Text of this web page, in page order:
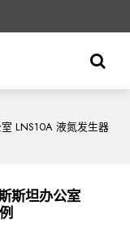
LNS10A 液氮发生器
斯坦办公室